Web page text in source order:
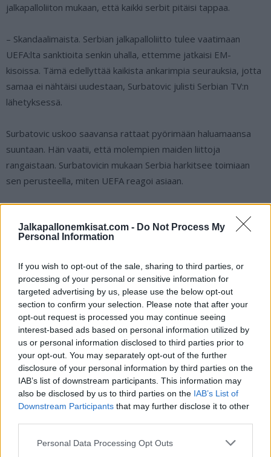
Jalkapallonemkisat.com - Do Not Process My
Personal Information
If you wish to opt-out of the sale, sharing to third parties, or
processing of your personal or sensitive information for
targeted advertising by us, please use the below opt-out
section to confirm your selection. Please note that after your
opt-out request is processed you may continue seeing
interest-based ads based on personal information utilized by
us or personal information disclosed to third parties prior to
your opt-out. You may separately opt-out of the further
disclosure of your personal information by third parties on the
IAB’s list of downstream participants. This information may
also be disclosed by us to third parties on the IAB’s List of
Downstream Participants that may further disclose it to other
Personal Data Processing Opt Outs
jalkapalloliiton mukaan, että kaikki serbit pitäisi tappaa.
– Skandaalimaista. Serbian jalkapalloliitto tulee vaatimaan
UEFA:lta sanktioita senkin uhalla, ettemme jatkaisi EM-
kisoissa. Tämä edellyttää kaikista ankarimpia seurauksia, jotta
samaa ei nähtäisi uudestaan, Surbatovic julisti Serbian TV:n
lähetyksessä.
Surbatovic uskoo saavansa rattaat pyörimään haluamaansa
suuntaan. Hän vaatii, että molempien maiden liittoja
rangaistaan. Surbatovicin mukaan Serbia harkitsee toimiaan
sen perusteella, miten UEFA reagoi asiaan.
torstaina Sloveniaa vastaan ja pelasti viime hetken maalilla
ottelusta 1-1-tasapelin.
Tsekkaa myös: Tunnistatko EM-kisojen tähtipelaajat? Testaa
tietämyksesi
tietäjä? Vain todelliset
voittomaalia röyhkeästi –